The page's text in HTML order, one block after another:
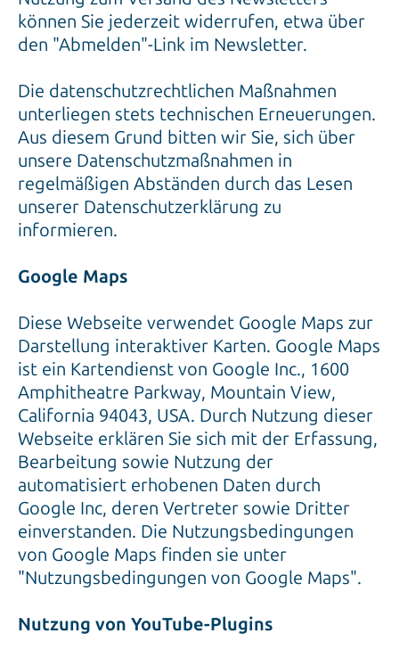
können Sie jederzeit widerrufen, etwa über
den "Abmelden"-Link im Newsletter.
Die datenschutzrechtlichen Maßnahmen
unterliegen stets technischen Erneuerungen.
Aus diesem Grund bitten wir Sie, sich über
unsere Datenschutzmaßnahmen in
regelmäßigen Abständen durch das Lesen
unserer Datenschutzerklärung zu
informieren.
Google Maps
Diese Webseite verwendet Google Maps zur
Darstellung interaktiver Karten. Google Maps
ist ein Kartendienst von Google Inc., 1600
Amphitheatre Parkway, Mountain View,
California 94043, USA. Durch Nutzung dieser
Webseite erklären Sie sich mit der Erfassung,
Bearbeitung sowie Nutzung der
automatisiert erhobenen Daten durch
Google Inc, deren Vertreter sowie Dritter
einverstanden. Die Nutzungsbedingungen
von Google Maps finden sie unter
"Nutzungsbedingungen von Google Maps".
Nutzung von YouTube-Plugins